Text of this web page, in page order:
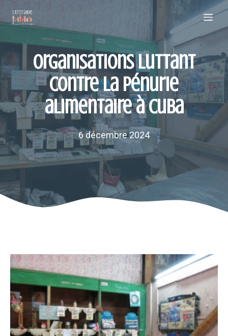
au
Organisations luttant
contre la pénurie
alimentaire à Cuba
6 décembre 2024